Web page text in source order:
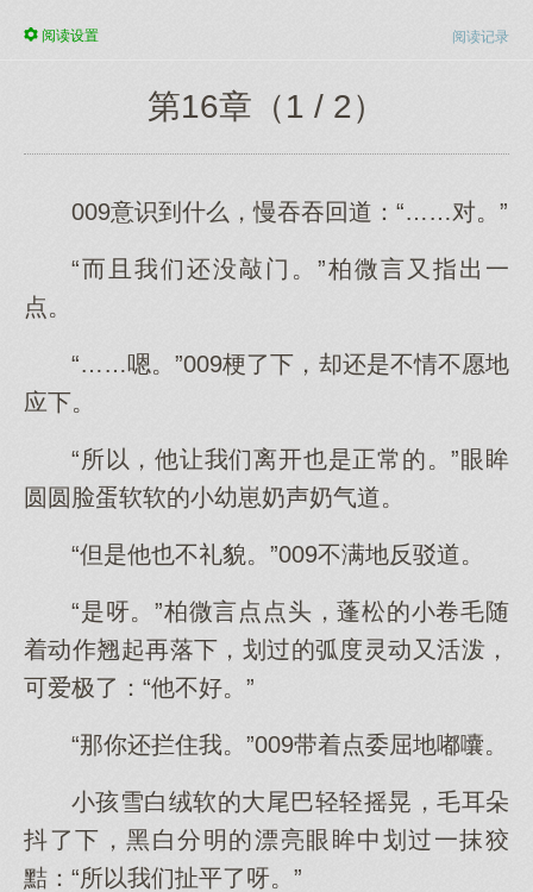
阅读记录
阅读设置
第16章（1 / 2）
009意识到什么，慢吞吞回道：“……对。”
“而且我们还没敲门。”柏微言又指出一
点。
“……嗯。”009梗了下，却还是不情不愿地
应下。
“所以，他让我们离开也是正常的。”眼眸
圆圆脸蛋软软的小幼崽奶声奶气道。
“但是他也不礼貌。”009不满地反驳道。
“是呀。”柏微言点点头，蓬松的小卷毛随
着动作翘起再落下，划过的弧度灵动又活泼，
可爱极了：“他不好。”
“那你还拦住我。”009带着点委屈地嘟囔。
小孩雪白绒软的大尾巴轻轻摇晃，毛耳朵
抖了下，黑白分明的漂亮眼眸中划过一抹狡
黠：“所以我们扯平了呀。”